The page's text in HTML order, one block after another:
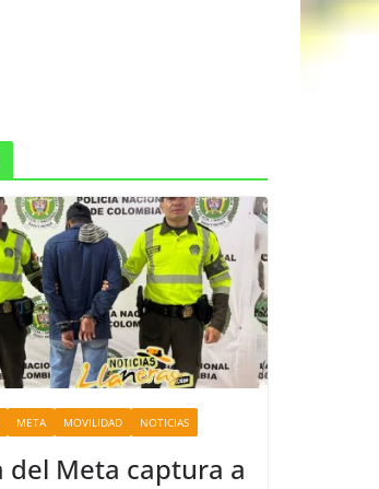
META MOVILIDAD NOTICIAS
del Meta captura a